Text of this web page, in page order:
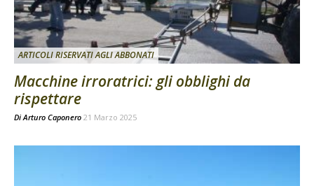
ARTICOLI RISERVATI AGLI ABBONATI
Macchine irroratrici: gli obblighi da
rispettare
Di Arturo Caponero 21 Marzo 2025